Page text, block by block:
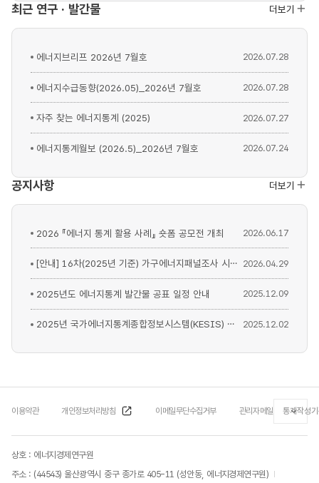
최근 연구 · 발간물
에너지브리프 2026년 7월호 2026.07.28
에너지수급동향(2026.05)_2026년 7월호 2026.07.28
자주 찾는 에너지통계 (2025) 2026.07.27
에너지통계월보 (2026.5)_2026년 7월호 2026.07.24
더보기
공지사항
2026 『에너지 통계 활용 사례』 숏폼 공모전 개최 2026.06.17
[안내] 16차(2025년 기준) 가구에너지패널조사 시행 2026.04.29
2025년도 에너지통계 발간물 공표 일정 안내 2025.12.09
2025년 국가에너지통계종합정보시스템(KESIS) 이용자 만족도 조사 2025.12.02
더보기
이용약관 개인정보처리방침 이메일무단수집거부 관리자메일 통계작성
상호 : 에너지경제연구원
주소 : (44543) 울산광역시 중구 종가로 405-11 (성안동, 에너지경제연구원)